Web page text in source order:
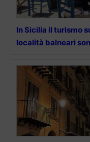
In Sicilia il turismo
località balneari